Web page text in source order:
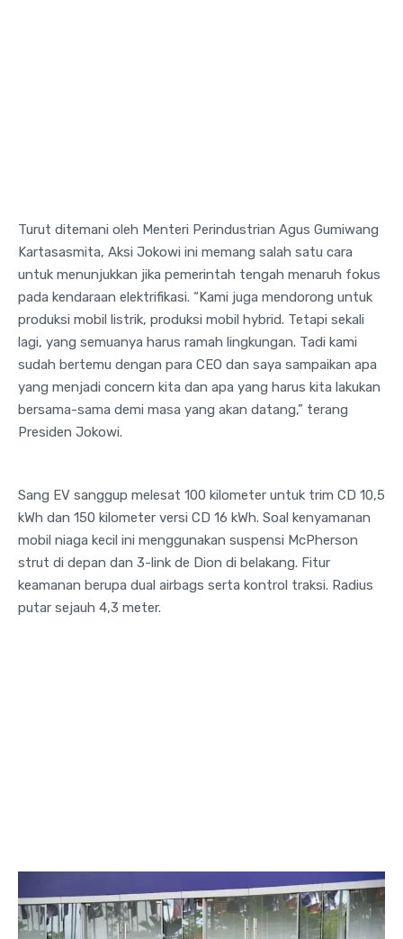
Turut ditemani oleh Menteri Perindustrian Agus Gumiwang
Kartasasmita, Aksi Jokowi ini memang salah satu cara
untuk menunjukkan jika pemerintah tengah menaruh fokus
pada kendaraan elektrifikasi. “Kami juga mendorong untuk
produksi mobil listrik, produksi mobil hybrid. Tetapi sekali
lagi, yang semuanya harus ramah lingkungan. Tadi kami
sudah bertemu dengan para CEO dan saya sampaikan apa
yang menjadi concern kita dan apa yang harus kita lakukan
bersama-sama demi masa yang akan datang,” terang
Presiden Jokowi.
Sang EV sanggup melesat 100 kilometer untuk trim CD 10,5
kWh dan 150 kilometer versi CD 16 kWh. Soal kenyamanan
mobil niaga kecil ini menggunakan suspensi McPherson
strut di depan dan 3-link de Dion di belakang. Fitur
keamanan berupa dual airbags serta kontrol traksi. Radius
putar sejauh 4,3 meter.